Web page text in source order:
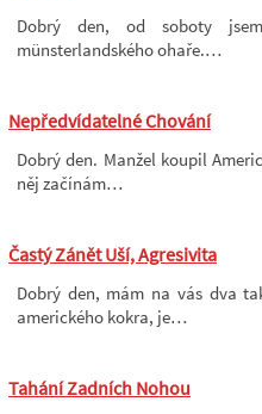
Dobrý den, od soboty
münsterlandského ohaře.…
Nepředvídatelné Chování
Dobrý den. Manžel koupil
něj začínám…
Častý Zánět Uší, Agresivita
Dobrý den, mám na vás dva
amerického kokra, je…
Tahání Zadních Nohou